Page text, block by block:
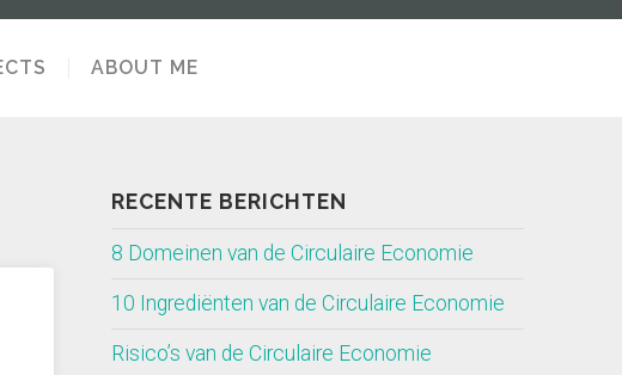
ABOUT
ABOUT ME
RECENTE BERICHTEN
8 Domeinen van de Circulaire Economie
10 Ingrediënten van de Circulaire Economie
Risico’s van de Circulaire Economie